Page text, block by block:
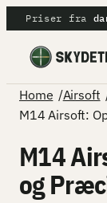
Spring
til
indhold
Priser fra
Home /Airsoft
M14 Airsoft:
M14
og